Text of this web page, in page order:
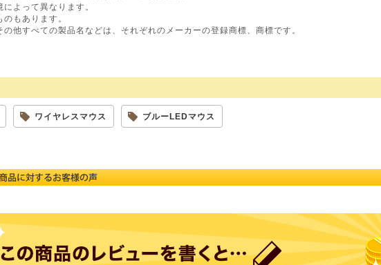
よって異なります。
もあります。
他すべての製品名などは、それぞれのメーカーの登録商標、商標です。
ワイヤレスマウス ブルーLEDマウス